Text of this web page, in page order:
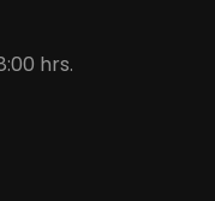
hrs.